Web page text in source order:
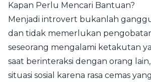
Kapan Perlu Mencari Bantuan?
Menjadi introvert bukanlah
dan tidak memerlukan
seseorang mengalami ketakutan
saat berinteraksi dengan orang
situasi sosial karena rasa cemas